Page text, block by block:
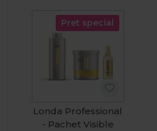
Pret special
Londa Professional
- Pachet Visible